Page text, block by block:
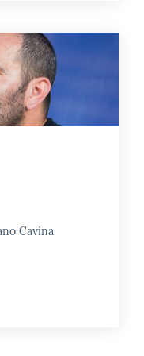
Cavina